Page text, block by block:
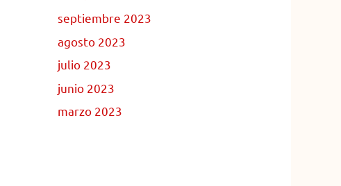
septiembre 2023
agosto 2023
julio 2023
junio 2023
marzo 2023